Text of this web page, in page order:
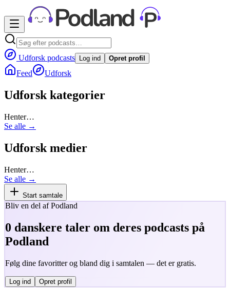
Udforsk podcasts Log ind Opret profil
Feed Udforsk
Udforsk kategorier
Henter…
Se alle →
Udforsk medier
Henter…
Se alle →
Start samtale
Bliv en del af Podland
0 danskere taler om deres podcasts på
Podland
Følg dine favoritter og bland dig i samtalen — det er gratis.
Log ind Opret profil